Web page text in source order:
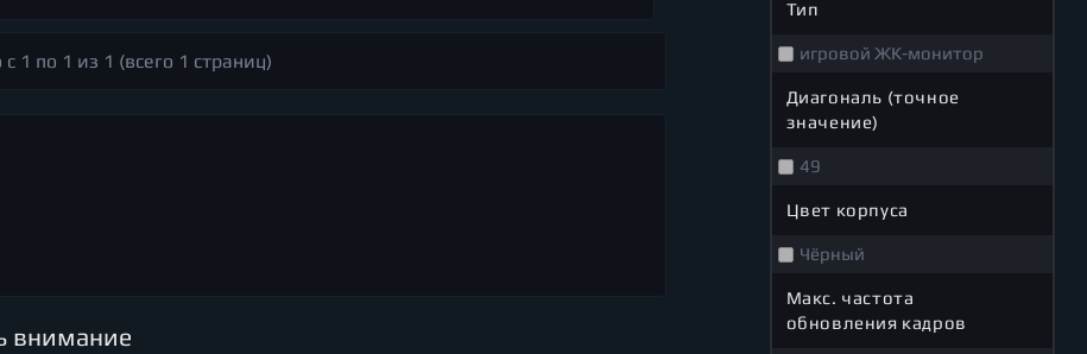
1 по 1 из 1 (всего 1 страниц)
внимание
Тип
игровой ЖК-монитор
Диагональ (точное
значение)
49
Цвет корпуса
Чёрный
Макс. частота
обновления кадров